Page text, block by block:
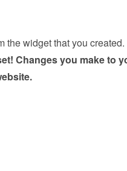
the widget that you created.
Changes you make to